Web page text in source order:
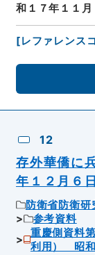
和１７年１１
[レファレンス
12
存外華僑に
年１２月６日
防衛省防衛研
参考資料
重慶側資料
利用） 昭